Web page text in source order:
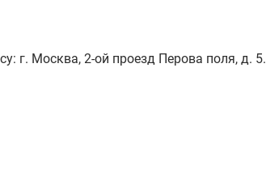
г. Москва, 2-ой проезд Перова поля, д. 5.